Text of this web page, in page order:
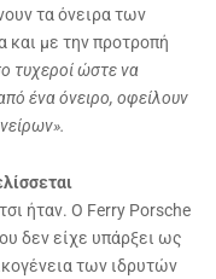
τα όνειρα των
με την προτροπή
τυχεροί ώστε να
ένα όνειρο, οφείλουν
ήταν. Ο Ferry Porsche
δεν είχε υπάρξει ως
των ιδρυτών